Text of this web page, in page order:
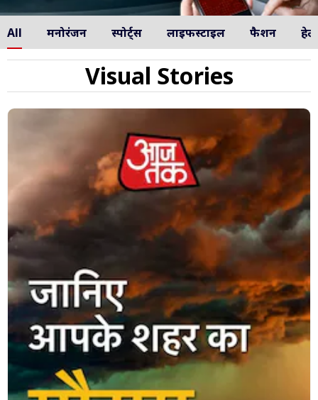
All मनोरंजन स्पोर्ट्स लाइफस्टाइल फैशन
Visual Stories